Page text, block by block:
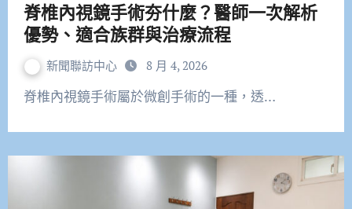
脊椎內視鏡手術夯什麼？醫師一次解析
優勢、適合族群與治療流程
新聞聯訪中心 8 月 4, 2026
脊椎內視鏡手術屬於微創手術的一種，透…